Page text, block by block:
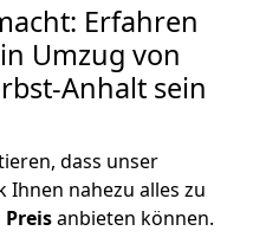
Erfahren
Umzug von
Anhalt sein
dass unser
Ihnen nahezu alles zu
Preisanbieten können.